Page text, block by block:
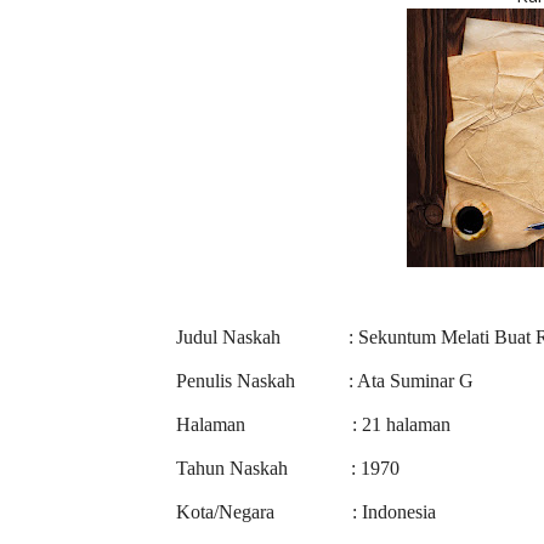
Judul Naskah : Sekuntum Melati Buat
Penulis Naskah : Ata Suminar G
Halaman : 21 halaman
Tahun Naskah : 1970
Kota/Negara : Indonesia